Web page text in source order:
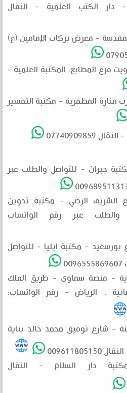
دار الكتب العلمية - النقال
- معرض بركات الإمامين (ع)
فرع المطابع، المكتبة العلمية -
منارة المظفرية - مكتبة التفسير
جبران - للتواصل والطلب عبر
الشريف الرضي - مكتبة تدوين
والطلب عبر رقم الواتساب
بورسعيد - مكتبة ايليا - للتواصل
- منصة سماوي - طريق الملك
، الرياض - رقم الواتساب:
- شارع توفيق محمد خالد بناية
دار السلام - النقال